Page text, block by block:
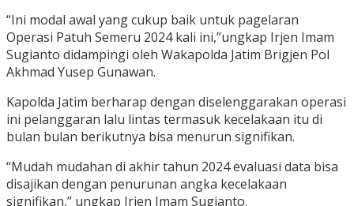
“Ini modal awal yang cukup baik untuk pagelaran
Operasi Patuh Semeru 2024 kali ini,”ungkap Irjen Imam
Sugianto didampingi oleh Wakapolda Jatim Brigjen Pol
Akhmad Yusep Gunawan.
Kapolda Jatim berharap dengan diselenggarakan operasi
ini pelanggaran lalu lintas termasuk kecelakaan itu di
bulan bulan berikutnya bisa menurun signifikan.
“Mudah mudahan di akhir tahun 2024 evaluasi data bisa
disajikan dengan penurunan angka kecelakaan
signifikan,” ungkap Irjen Imam Sugianto.